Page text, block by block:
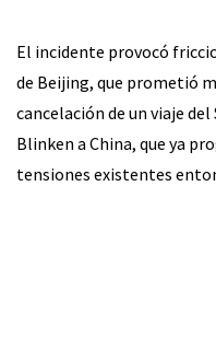
El incidente provocó
de Beijing, que prometió
cancelación de un viaje
Blinken a China, que ya
tensiones existentes